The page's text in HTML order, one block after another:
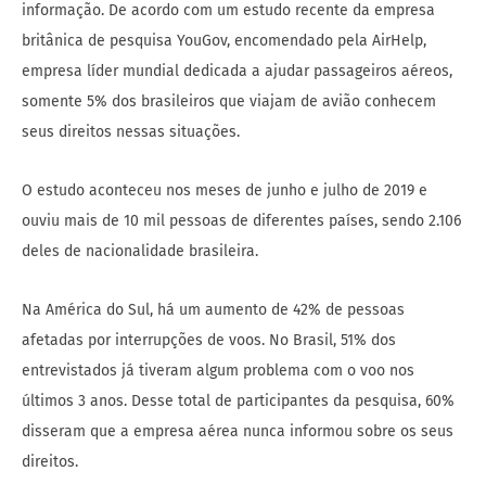
informação. De acordo com um estudo recente da empresa
britânica de pesquisa YouGov, encomendado pela AirHelp,
empresa líder mundial dedicada a ajudar passageiros aéreos,
somente 5% dos brasileiros que viajam de avião conhecem
seus direitos nessas situações.
O estudo aconteceu nos meses de junho e julho de 2019 e
ouviu mais de 10 mil pessoas de diferentes países, sendo 2.106
deles de nacionalidade brasileira.
Na América do Sul, há um aumento de 42% de pessoas
afetadas por interrupções de voos. No Brasil, 51% dos
entrevistados já tiveram algum problema com o voo nos
últimos 3 anos. Desse total de participantes da pesquisa, 60%
disseram que a empresa aérea nunca informou sobre os seus
direitos.